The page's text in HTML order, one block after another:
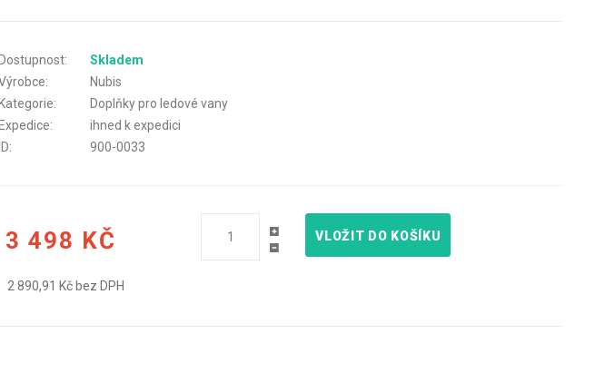
Dostupnost:
Skladem
Nubis
Kategorie:
Doplňky pro ledové vany
Expedice:
ihned k expedici
ID:
900-0033
3 498 KČ
2 890,91 Kč bez DPH
VLOŽIT DO KOŠÍKU